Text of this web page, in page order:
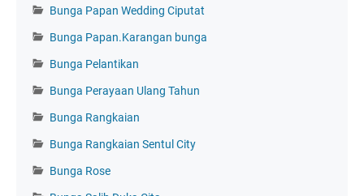
Bunga Papan Wedding Ciputat
Bunga Papan.Karangan bunga
Bunga Pelantikan
Bunga Perayaan Ulang Tahun
Bunga Rangkaian
Bunga Rangkaian Sentul City
Bunga Rose